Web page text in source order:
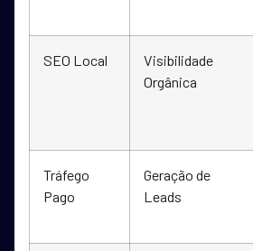
SEO Local
Visibilidade
Orgânica
Tráfego
Pago
Geração de
Leads